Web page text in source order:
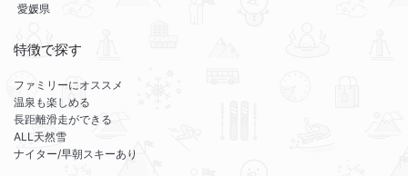
愛媛県
特徴で探す
ファミリーにオススメ
温泉も楽しめる
長距離滑走ができる
ALL天然雪
ナイター/早朝スキーあり